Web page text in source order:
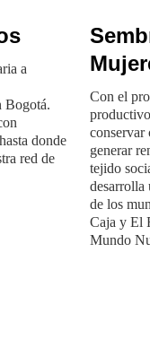
a
Bogotá.
donde
red de
Con el
conservar
generar
tejido
desarrolla
de los
Caja y El
Mundo